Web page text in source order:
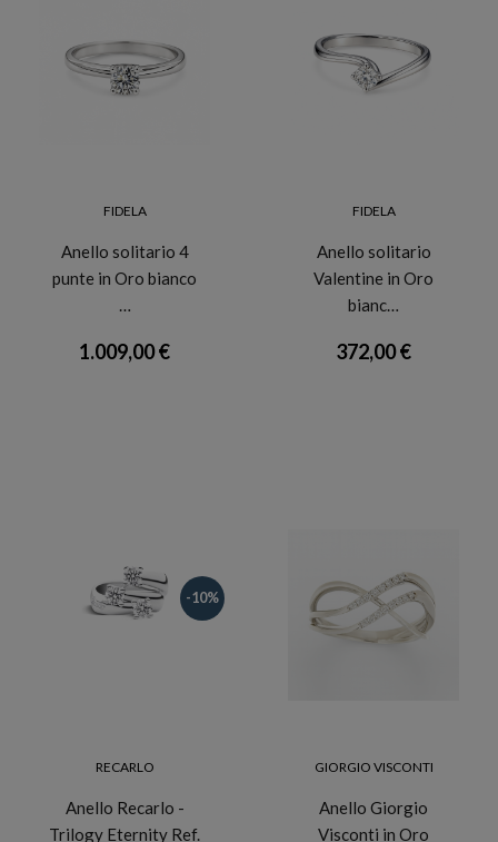
FIDELA
Anello solitario 4
punte in Oro bianco
…
1.009,00 €
FIDELA
Anello solitario
Valentine in Oro
bianc…
372,00 €
-10%
RECARLO
Anello Recarlo -
Trilogy Eternity Ref.
GIORGIO VISCONTI
Anello Giorgio
Visconti in Oro